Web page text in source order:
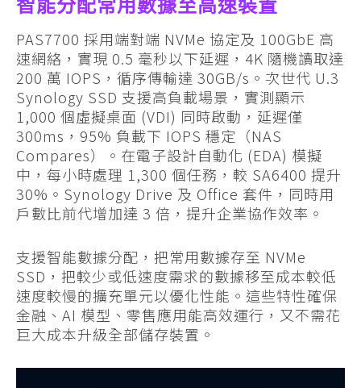
智能分配常用數據至高速裝置
PAS7700 採用端對端 NVMe 協定及 100GbE 高
速網絡，實現 0.5 毫秒以下延遲，4K 隨機讀取達
200 萬 IOPS，循序傳輸達 30GB/s。次世代 U.3
Synology SSD 支援高負載場景，實測顯示
1,000 個虛擬桌面 (VDI) 同時啟動，延遲僅
300ms，95% 負載下 IOPS 穩定（NAS
Compares）。在電子設計自動化 (EDA) 模擬
中，每小時處理 1,300 個任務，較 SA6400 提升
30%。Synology Drive 及 Office 套件，同時用
戶數比前代增加達 3 倍，提升企業協作效率。
支援智能數據分配，把常用數據存至 NVMe
SSD，把較少或低速度需求的數據移至成本較低
速度較慢的擴充單元以優化性能。這些特性確保
金融、AI 模型、零售應用能高效運行，又不需花
巨大成本升級全部儲存裝置。